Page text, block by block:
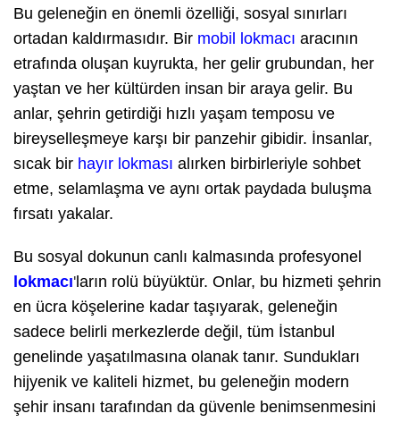
Bu geleneğin en önemli özelliği, sosyal sınırları
ortadan kaldırmasıdır. Bir mobil lokmacı aracının
etrafında oluşan kuyrukta, her gelir grubundan, her
yaştan ve her kültürden insan bir araya gelir. Bu
anlar, şehrin getirdiği hızlı yaşam temposu ve
bireyselleşmeye karşı bir panzehir gibidir. İnsanlar,
sıcak bir hayır lokması alırken birbirleriyle sohbet
etme, selamlaşma ve aynı ortak paydada buluşma
fırsatı yakalar.
Bu sosyal dokunun canlı kalmasında profesyonel
lokmacı' ların rolü büyüktür. Onlar, bu hizmeti şehrin
en ücra köşelerine kadar taşıyarak, geleneğin
sadece belirli merkezlerde değil, tüm İstanbul
genelinde yaşatılmasına olanak tanır. Sundukları
hijyenik ve kaliteli hizmet, bu geleneğin modern
şehir insanı tarafından da güvenle benimsenmesini